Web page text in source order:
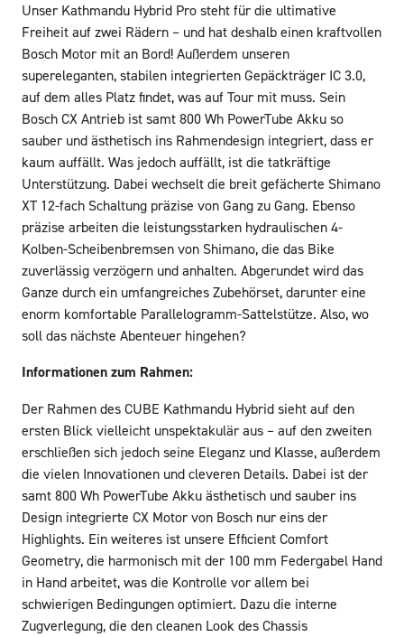
Unser Kathmandu Hybrid Pro steht für die ultimative
Freiheit auf zwei Rädern – und hat deshalb einen kraftvollen
Bosch Motor mit an Bord! Außerdem unseren
supereleganten, stabilen integrierten Gepäckträger IC 3.0,
auf dem alles Platz findet, was auf Tour mit muss. Sein
Bosch CX Antrieb ist samt 800 Wh PowerTube Akku so
sauber und ästhetisch ins Rahmendesign integriert, dass er
kaum auffällt. Was jedoch auffällt, ist die tatkräftige
Unterstützung. Dabei wechselt die breit gefächerte Shimano
XT 12-fach Schaltung präzise von Gang zu Gang. Ebenso
präzise arbeiten die leistungsstarken hydraulischen 4-
Kolben-Scheibenbremsen von Shimano, die das Bike
zuverlässig verzögern und anhalten. Abgerundet wird das
Ganze durch ein umfangreiches Zubehörset, darunter eine
enorm komfortable Parallelogramm-Sattelstütze. Also, wo
soll das nächste Abenteuer hingehen?
Informationen zum Rahmen:
Der Rahmen des CUBE Kathmandu Hybrid sieht auf den
ersten Blick vielleicht unspektakulär aus – auf den zweiten
erschließen sich jedoch seine Eleganz und Klasse, außerdem
die vielen Innovationen und cleveren Details. Dabei ist der
samt 800 Wh PowerTube Akku ästhetisch und sauber ins
Design integrierte CX Motor von Bosch nur eins der
Highlights. Ein weiteres ist unsere Efficient Comfort
Geometry, die harmonisch mit der 100 mm Federgabel Hand
in Hand arbeitet, was die Kontrolle vor allem bei
schwierigen Bedingungen optimiert. Dazu die interne
Zugverlegung, die den cleanen Look des Chassis